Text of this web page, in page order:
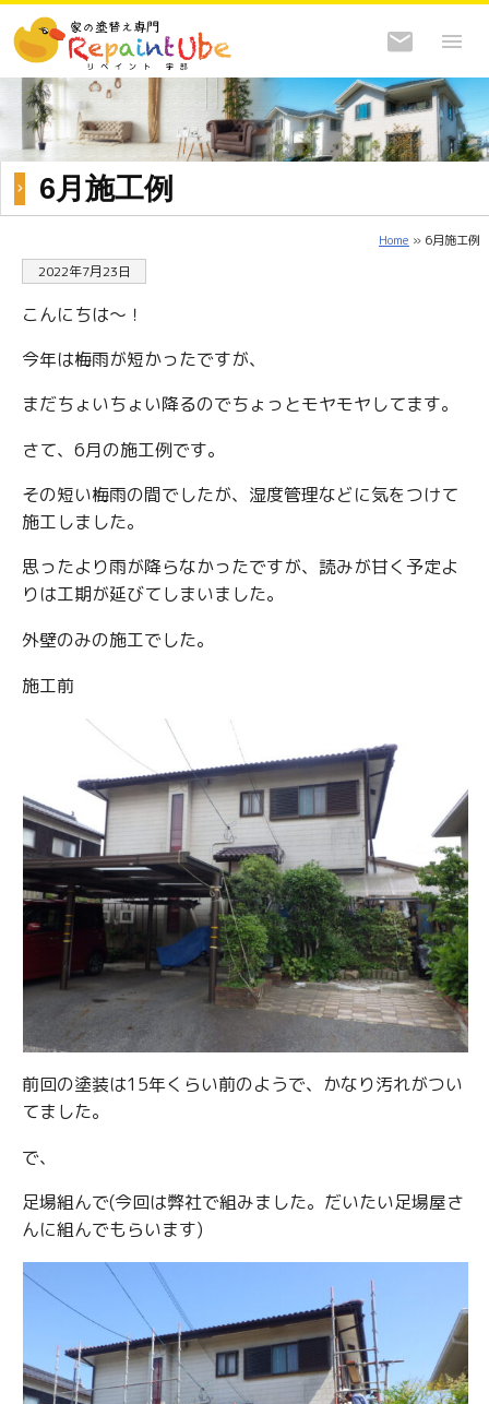
6月施工例
Home » 6月施工例
2022年7月23日
こんにちは～！
今年は梅雨が短かったですが、
まだちょいちょい降るのでちょっとモヤモヤしてます。
さて、6月の施工例です。
その短い梅雨の間でしたが、湿度管理などに気をつけて
施工しました。
思ったより雨が降らなかったですが、読みが甘く予定よ
りは工期が延びてしまいました。
外壁のみの施工でした。
施工前
前回の塗装は15年くらい前のようで、かなり汚れがつい
てました。
で、
足場組んで(今回は弊社で組みました。だいたい足場屋さ
んに組んでもらいます)